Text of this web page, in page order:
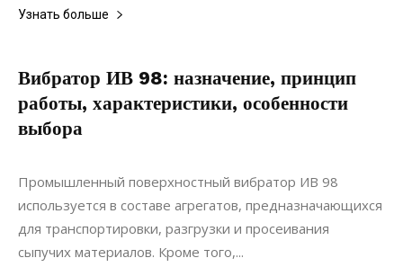
Узнать больше
Вибратор ИВ 98: назначение, принцип
работы, характеристики, особенности
выбора
03.12.2020
Промышленный поверхностный вибратор ИВ 98
используется в составе агрегатов, предназначающихся
для транспортировки, разгрузки и просеивания
сыпучих материалов. Кроме того,...